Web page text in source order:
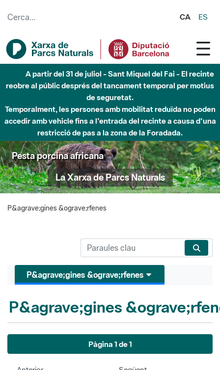
CA ES
A partir del 31 de juliol - Sant Miquel del Fai - El recinte
reobre al públic després del tancament temporal per motius
de seguretat.
Temporalment, les persones amb mobilitat reduïda no poden
accedir amb vehicle fins a l'entrada del recinte a causa d'una
restricció de pas a la zona de la Foradada.
Pesta porcina africana
La Xarxa de Parcs Naturals
P&agrave;gines &ograve;rfenes
P&agrave;gines &ograve;rfenes
P&agrave;gines
Pàgina 1 de 1